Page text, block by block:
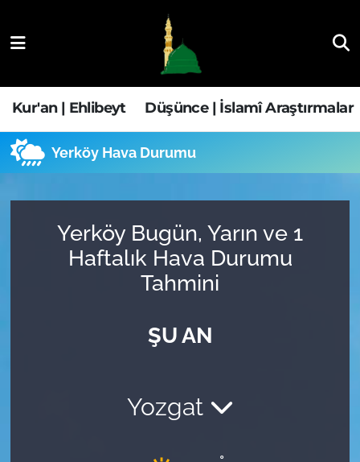
Kur'an | Ehlibeyt Düşünce | İslamî Araştırmalar
Yerköy Hava Durumu
Yerköy Bugün, Yarın ve 1
Haftalık Hava Durumu
Tahmini
ŞU AN
Yozgat
Düşünce | İslamî Araştırmalar
Ehla-Der Haber
Fıkıh | Ahkam
Hava Durumu
Trafik Durumu
Tüm Manşetler
Son Dakika Haberleri